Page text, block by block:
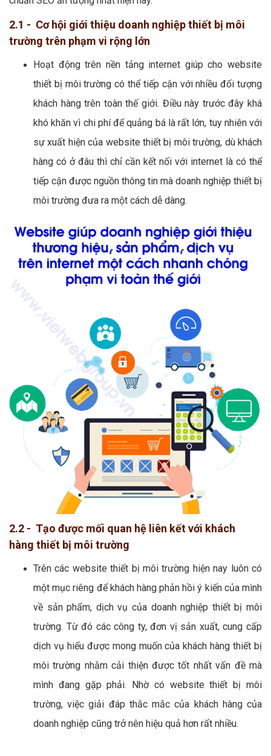
2.1 - Cơ hội giới thiệu doanh nghiệp thiết bị môi
trường trên phạm vi rộng lớn
Hoạt động trên nền tảng internet giúp cho website
thiết bị môi trường có thể tiếp cận với nhiều đối tượng
khách hàng trên toàn thế giới. Điều này trước đây khá
khó khăn vì chi phí để quảng bá là rất lớn, tuy nhiên với
sự xuất hiện của website thiết bị môi trường, dù khách
hàng có ở đâu thì chỉ cần kết nối với internet là có thể
tiếp cận được nguồn thông tin mà doanh nghiệp thiết bị
môi trường đưa ra một cách dễ dàng.
2.2 - Tạo được mối quan hệ liên kết với khách
hàng thiết bị môi trường
Trên các website thiết bị môi trường hiện nay luôn có
một mục riêng để khách hàng phản hồi ý kiến của mình
về sản phẩm, dịch vụ của doanh nghiệp thiết bị môi
trường. Từ đó các công ty, đơn vị sản xuất, cung cấp
dịch vụ hiểu được mong muốn của khách hàng thiết bị
môi trường nhằm cải thiện được tốt nhất vấn đề mà
mình đang gặp phải. Nhờ có website thiết bị môi
trường, việc giải đáp thắc mắc của khách hàng của
doanh nghiệp cũng trở nên hiệu quả hơn rất nhiều.